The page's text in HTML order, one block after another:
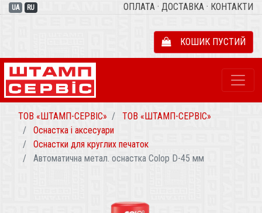
UA RU ОПЛАТА · ДОСТАВКА · КОНТАКТИ
КОШИК ПУСТИЙ
ТОВ «ШТАМП-СЕРВІС»
ТОВ «ШТАМП-СЕРВІС»
Оснастка і аксесуари
Оснастки для круглих печаток
Автоматична метал. оснастка Colop D-45 мм